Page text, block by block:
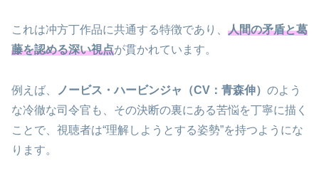
これは冲方丁作品に共通する特徴であり、 人間の矛盾と葛
藤を認める深い視点が貫かれています。
例えば、 ノービス・ハービンジャ（CV：青森伸） のよう
な冷徹な司令官も、その決断の裏にある苦悩を丁寧に描く
ことで、視聴者は“理解しようとする姿勢”を持つようにな
ります。